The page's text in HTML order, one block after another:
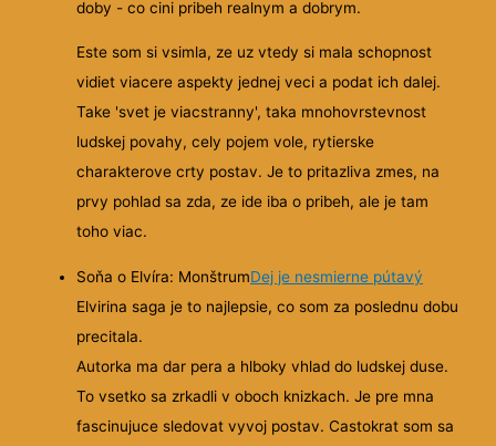
doby - co cini pribeh realnym a dobrym.
Este som si vsimla, ze uz vtedy si mala schopnost
vidiet viacere aspekty jednej veci a podat ich dalej.
Take 'svet je viacstranny', taka mnohovrstevnost
ludskej povahy, cely pojem vole, rytierske
charakterove crty postav. Je to pritazliva zmes, na
prvy pohlad sa zda, ze ide iba o pribeh, ale je tam
toho viac.
Soňa o Elvíra: MonštrumDej je nesmierne pútavý
Elvirina saga je to najlepsie, co som za poslednu dobu
precitala.
Autorka ma dar pera a hlboky vhlad do ludskej duse.
To vsetko sa zrkadli v oboch knizkach. Je pre mna
fascinujuce sledovat vyvoj postav. Castokrat som sa